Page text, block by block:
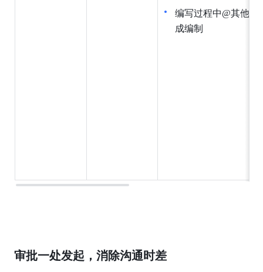
编写过程中@其他同
成编制
审批一处发起，消除沟通时差